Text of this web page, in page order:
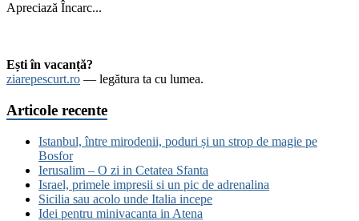
Apreciază Încarc...
Ești în vacanță?
ziarepescurt.ro — legătura ta cu lumea.
Articole recente
Istanbul, între mirodenii, poduri și un strop de magie pe
Bosfor
Ierusalim – O zi in Cetatea Sfanta
Israel, primele impresii si un pic de adrenalina
Sicilia sau acolo unde Italia incepe
Idei pentru minivacanta in Atena